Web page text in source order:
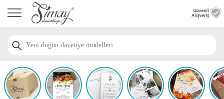
Anasayfa
Davetiye
Nişan
Davetiye
Modelleri